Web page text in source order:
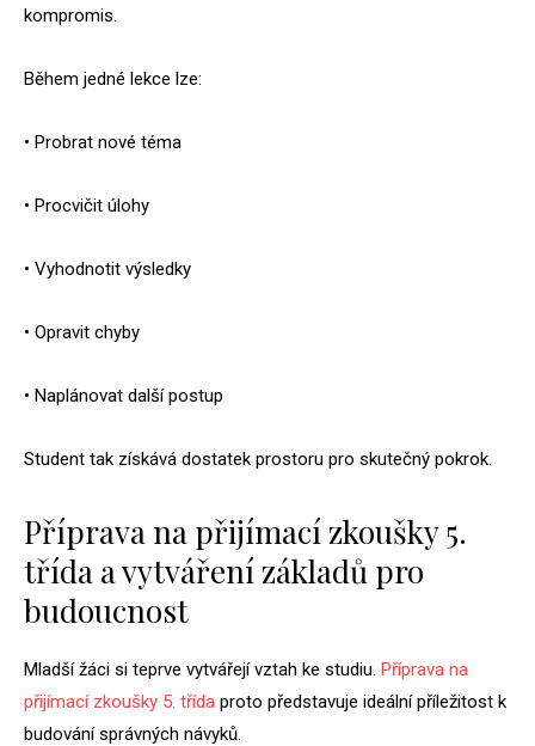
kompromis.
Během jedné lekce lze:
• Probrat nové téma
• Procvičit úlohy
• Vyhodnotit výsledky
• Opravit chyby
• Naplánovat další postup
Student tak získává dostatek prostoru pro skutečný pokrok.
Příprava na přijímací zkoušky 5.
třída a vytváření základů pro
budoucnost
Mladší žáci si teprve vytvářejí vztah ke studiu. Příprava na
přijímací zkoušky 5. třída proto představuje ideální příležitost k
budování správných návyků.